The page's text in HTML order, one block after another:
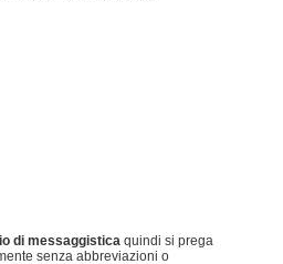
di messaggistica quindi si prega
senza abbreviazioni o